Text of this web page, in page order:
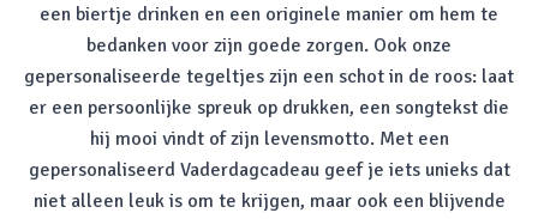
een biertje drinken en een originele manier om hem te
bedanken voor zijn goede zorgen. Ook onze
gepersonaliseerde tegeltjes zijn een schot in de roos: laat
er een persoonlijke spreuk op drukken, een songtekst die
hij mooi vindt of zijn levensmotto. Met een
gepersonaliseerd Vaderdagcadeau geef je iets unieks dat
niet alleen leuk is om te krijgen, maar ook een blijvende